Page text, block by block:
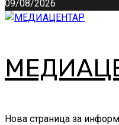
09/08/2026
Нова страница за